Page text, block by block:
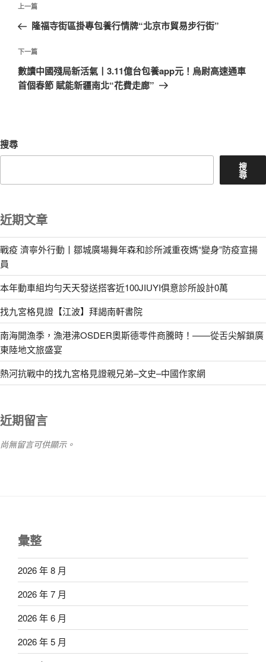
導
覽
上
一
文
章
上一篇
隆福寺街區掛專包養行情牌“北京市貿易步行街”
下
一
篇
下一篇
數讀中國殘局新活氣丨3.11億台包養app元！烏尉高速通車
首個春節 賦能新疆南北“花費走廊”
搜尋
搜
尋
近期文章
戰疫 濟寧外行動丨鄒城廣場舞年森和診所減重夜媽“變身”防疫宣揚
員
本年動車組均勻天天發送搭客近100JIUYI俱意診所設計0萬
找九宮格見證【江波】拜謁南軒書院
南海開漁季，漁港沸OSDER奧斯德零件商騰時！——從舌尖解鎖廣
東陸地文旅盛宴
熱河抗戰中的找九宮格見證親兄弟–文史–中國作家網
近期留言
尚無留言可供顯示。
彙整
2026 年 8 月
2026 年 7 月
2026 年 6 月
2026 年 5 月